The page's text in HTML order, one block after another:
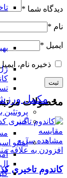
مکمل
پروتئین
گینر
آمینو
دیدگاه شما *
نام *
ایمیل *
ذخیره نام،
محصولات
مقایسه
مشاهده سریع
افزودن به علاقه
کاندوم تاخیری